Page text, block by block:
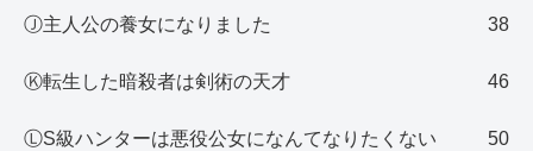
Ⓙ主人公の養女になりました 38
Ⓚ転生した暗殺者は剣術の天才 46
ⓁS級ハンターは悪役公女になんてなりたくない 50